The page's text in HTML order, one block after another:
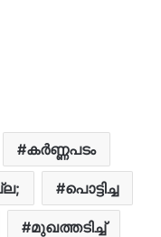
കർണ്ണപടം
പൊട്ടിച്ച
മുഖത്തടിച്ച്